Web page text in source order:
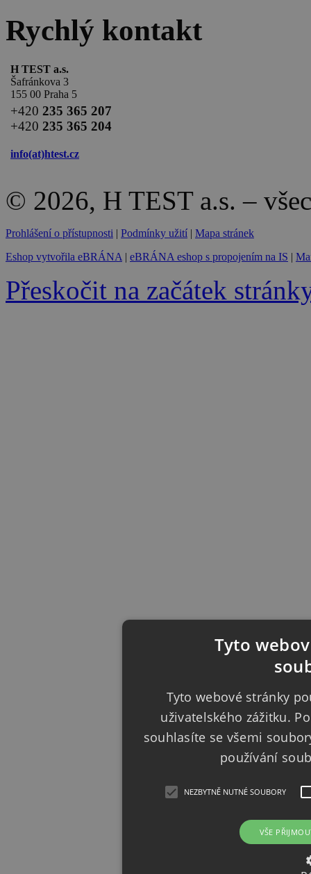
Rychlý kontakt
H TEST a.s.
Šafránkova 3
155 00 Praha 5
+420 235 365 207
+420 235 365 204
info(at)htest.cz
© 2026, H TEST a.s. –
Prohlášení o přístupnosti | Podmínky užití | Mapa stránek
Eshop vytvořila eBRÁNA | eBRÁNA eshop s propojením na IS |
Přeskočit na začátek
Tyto
Tyto webové stránky
uživatelského zážitku.
souhlasíte se všemi
používání
NEZBYTNĚ NUTNÉ SOUBORY
VŠE